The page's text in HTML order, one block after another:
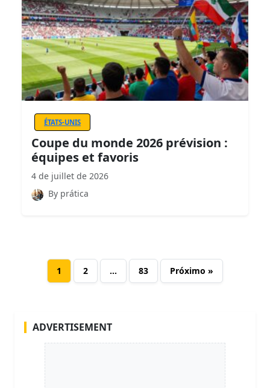
ÉTATS-UNIS
Coupe du monde 2026 prévision :
équipes et favoris
4 de juillet de 2026
By prática
1 2 … 83 Próximo »
ADVERTISEMENT